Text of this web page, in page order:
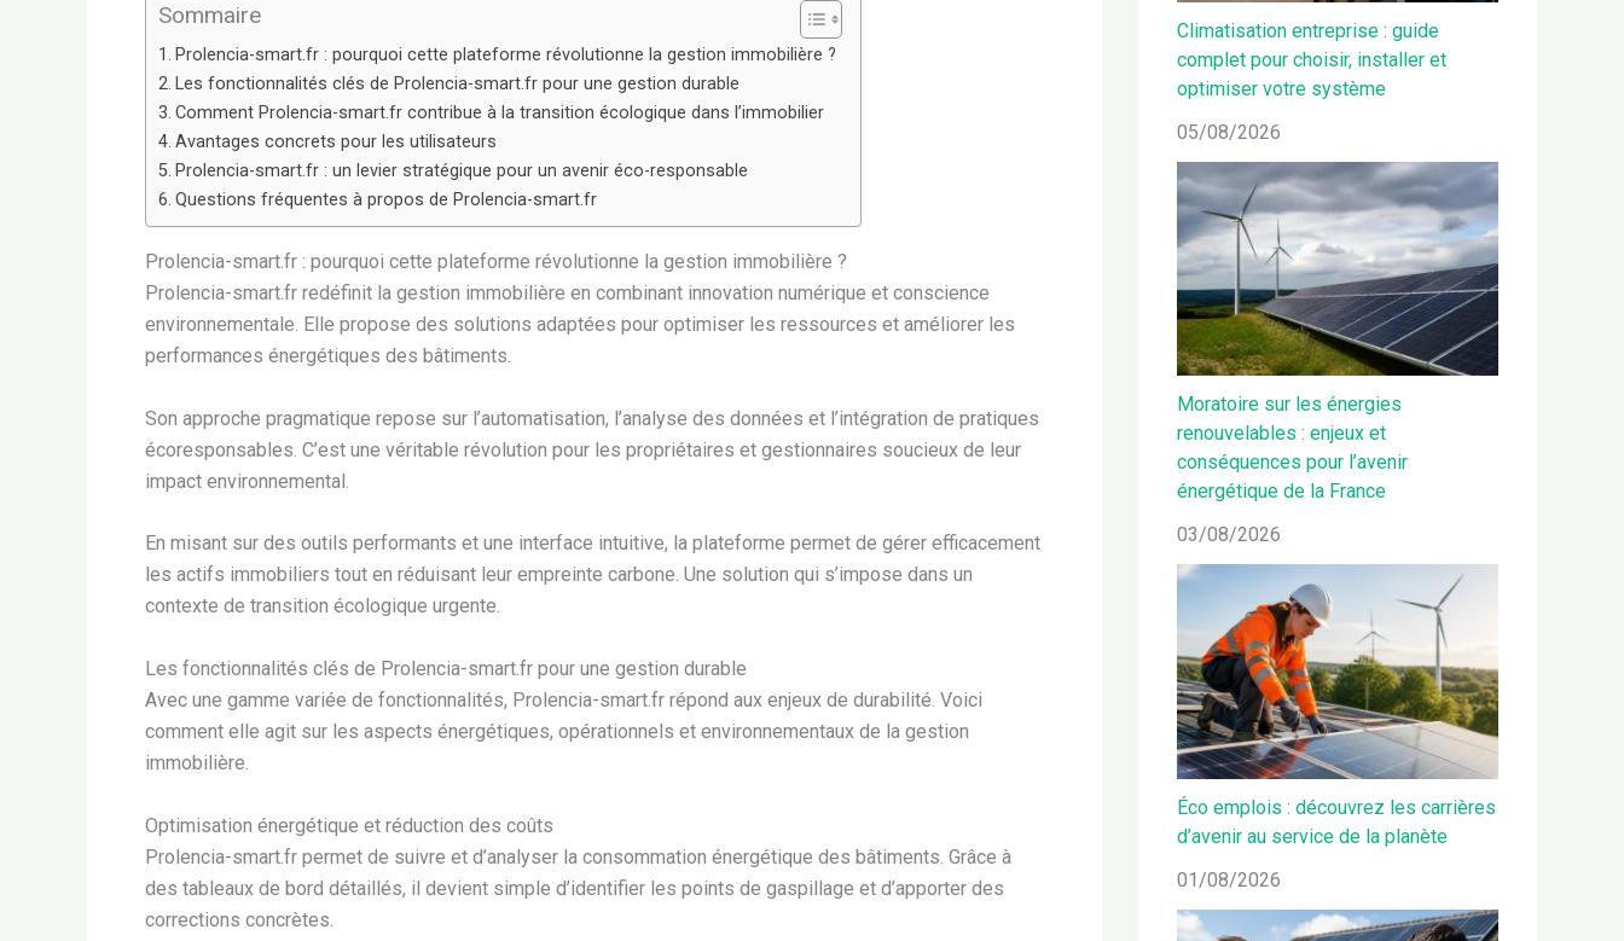
Sommaire
Prolencia-smart.fr : pourquoi cette plateforme révolutionne la gestion immobilière ?
Les fonctionnalités clés de Prolencia-smart.fr pour une gestion durable
Comment Prolencia-smart.fr contribue à la transition écologique dans l’immobilier
Avantages concrets pour les utilisateurs
Prolencia-smart.fr : un levier stratégique pour un avenir éco-responsable
Questions fréquentes à propos de Prolencia-smart.fr
Prolencia-smart.fr : pourquoi cette plateforme révolutionne la gestion immobilière ?
Prolencia-smart.fr redéfinit la gestion immobilière en combinant innovation numérique et conscience
environnementale. Elle propose des solutions adaptées pour optimiser les ressources et améliorer les
performances énergétiques des bâtiments.
Son approche pragmatique repose sur l’automatisation, l’analyse des données et l’intégration de pratiques
écoresponsables. C’est une véritable révolution pour les propriétaires et gestionnaires soucieux de leur
impact environnemental.
En misant sur des outils performants et une interface intuitive, la plateforme permet de gérer efficacement
les actifs immobiliers tout en réduisant leur empreinte carbone. Une solution qui s’impose dans un
contexte de transition écologique urgente.
Les fonctionnalités clés de Prolencia-smart.fr pour une gestion durable
Avec une gamme variée de fonctionnalités, Prolencia-smart.fr répond aux enjeux de durabilité. Voici
comment elle agit sur les aspects énergétiques, opérationnels et environnementaux de la gestion
immobilière.
Optimisation énergétique et réduction des coûts
Prolencia-smart.fr permet de suivre et d’analyser la consommation énergétique des bâtiments. Grâce à
des tableaux de bord détaillés, il devient simple d’identifier les points de gaspillage et d’apporter des
corrections concrètes.
Climatisation entreprise : guide
complet pour choisir, installer et
optimiser votre système
05/08/2026
Moratoire sur les énergies
renouvelables : enjeux et
conséquences pour l’avenir
énergétique de la France
03/08/2026
Éco emplois : découvrez les carrières
d’avenir au service de la planète
01/08/2026